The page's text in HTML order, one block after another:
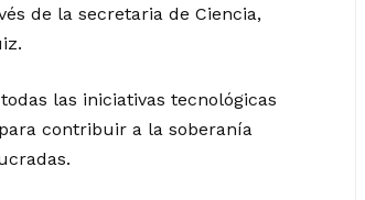
de la secretaria de Ciencia,
las iniciativas tecnológicas
contribuir a la soberanía